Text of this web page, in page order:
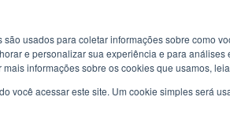
usados para coletar informações sobre como
e personalizar sua experiência e para análises
informações sobre os cookies que usamos,
você acessar este site. Um cookie simples será